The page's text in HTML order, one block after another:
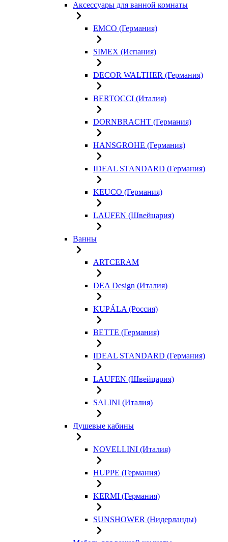
Аксессуары для ванной комнаты
EMCO (Германия)
SIMEX (Испания)
DECOR WALTHER (Германия)
BERTOCCI (Италия)
DORNBRACHT (Германия)
HANSGROHE (Германия)
IDEAL STANDARD (Германия)
KEUCO (Германия)
LAUFEN (Швейцария)
Ванны
ARTCERAM
DEA Design (Италия)
KUPÁLA (Россия)
BETTE (Германия)
IDEAL STANDARD (Германия)
LAUFEN (Швейцария)
SALINI (Италия)
Душевые кабины
NOVELLINI (Италия)
HUPPE (Германия)
KERMI (Германия)
SUNSHOWER (Нидерланды)